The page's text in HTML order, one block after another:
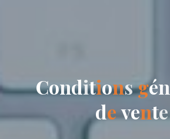
Conditionsgén
de vente